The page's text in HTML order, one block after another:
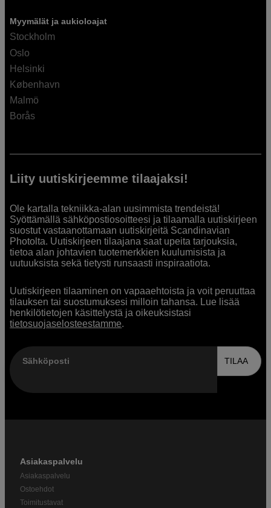
Myymälät ja aukioloajat
Stockholm
Oslo
Helsinki
København
Malmö
Borås
Liity uutiskirjeemme tilaajaksi!
Ole kartalla tekniikka-alan uusimmista trendeistä!
Syöttämällä sähköpostiosoitteesi ja tilaamalla uutiskirjeen
suostut vastaanottamaan uutiskirjeitä Scandinavian
Photolta. Uutiskirjeen tilaajana saat upeita tarjouksia,
tietoa alan johtavien tuotemerkkien kuulumisista ja
uutuuksista sekä tietysti runsaasti inspiraatiota.
Uutiskirjeen tilaaminen on vapaaehtoista ja voit peruuttaa
tilauksen tai suostumuksesi milloin tahansa. Lue lisää
henkilötietojen käsittelystä ja oikeuksistasi
tietosuojaselosteestamme.
Sähköposti TILAA
Asiakaspalvelu
Asiakaspalvelu
Ostoehdot
Toimitustavat